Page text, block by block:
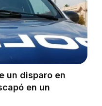
un disparo en
en un